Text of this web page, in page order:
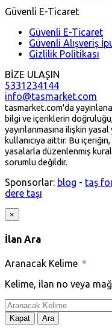
Güvenli E-Ticaret
Güvenli E-Ticaret
Güvenli Alışveriş
Gizlilik Politikası
BİZE ULAŞIN
5331234144
info@tasmarket.com
tasmarket.com'da
bilgi ve içeriklerin
yayınlanmasına ilişkin
kullanıcıya aittir. Bu
yasalarla düzenlenmiş
sorumlu değildir.
Sponsorlar: blog - taş
dere taşı
×
İlan Ara
Aranacak Kelime *
Kelime, ilan no veya
Kapat Ara